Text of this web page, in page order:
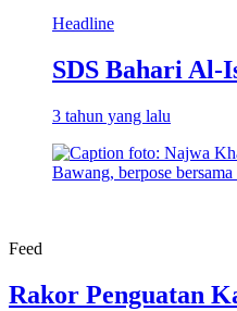
Headline
SDS Bahari Al-
3 tahun yang lalu
Feed
Rakor Penguatan